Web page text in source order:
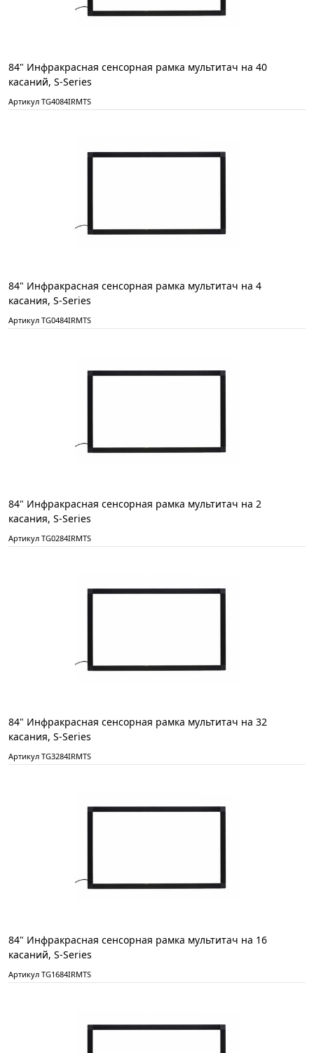
84" Инфракрасная сенсорная рамка мультитач на 40
касаний, S-Series
Артикул TG4084IRMTS
84" Инфракрасная сенсорная рамка мультитач на 4
касания, S-Series
Артикул TG0484IRMTS
84" Инфракрасная сенсорная рамка мультитач на 2
касания, S-Series
Артикул TG0284IRMTS
84" Инфракрасная сенсорная рамка мультитач на 32
касания, S-Series
Артикул TG3284IRMTS
84" Инфракрасная сенсорная рамка мультитач на 16
касаний, S-Series
Артикул TG1684IRMTS